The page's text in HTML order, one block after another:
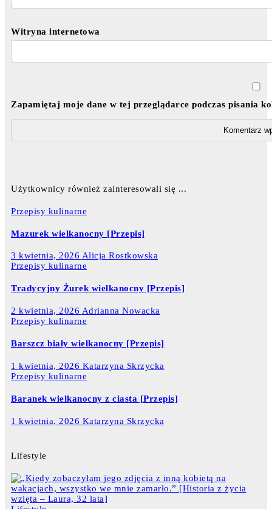
Witryna internetowa
Zapamiętaj moje dane w tej przeglądarce podczas pisania
Użytkownicy również zainteresowali się ...
Przepisy kulinarne
Mazurek wielkanocny [Przepis]
3 kwietnia, 2026 Alicja Rostkowska
Przepisy kulinarne
Tradycyjny Żurek wielkanocny [Przepis]
2 kwietnia, 2026 Adrianna Nowacka
Przepisy kulinarne
Barszcz biały wielkanocny [Przepis]
1 kwietnia, 2026 Katarzyna Skrzycka
Przepisy kulinarne
Baranek wielkanocny z ciasta [Przepis]
1 kwietnia, 2026 Katarzyna Skrzycka
Lifestyle